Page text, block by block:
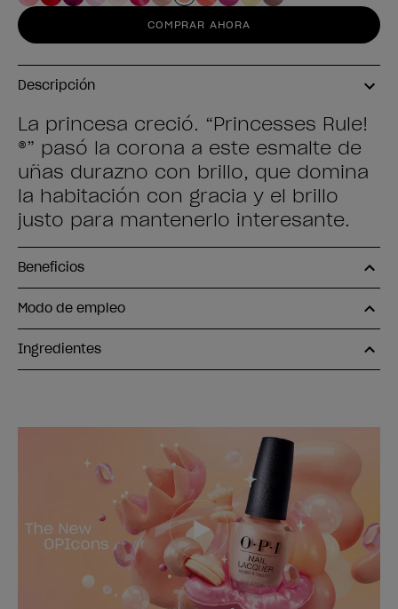
COMPRAR AHORA
Descripción
La princesa creció. “Princesses Rule!
®” pasó la corona a este esmalte de
uñas durazno con brillo, que domina
la habitación con gracia y el brillo
justo para mantenerlo interesante.
Beneficios
Modo de empleo
Ingredientes